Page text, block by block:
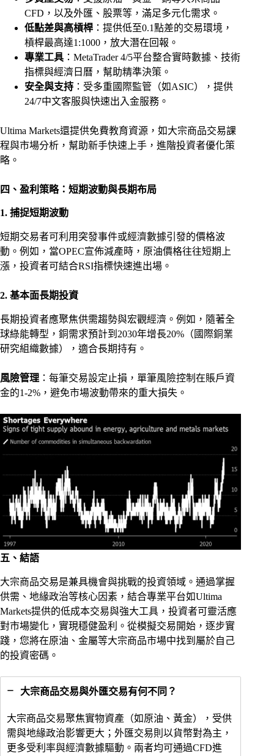
CFD，以及外匯、股票等，滿足多元化需求。
低點差與高槓桿 ：提供低至0.1點差的交易環境，
槓桿最高達1:1000，放大潛在回報。
專業工具 ：MetaTrader 4/5平台整合實時數據、技術
指標與經濟日曆，幫助精準決策。
安全與支持 ：受多重國際監管（如ASIC），提供
24/7中文客服與快速出入金服務。
Ultima Markets還提供免費教育資源，如大宗商品交易課
程與市場分析，幫助新手快速上手，進階投資者優化策
略。
四、盈利策略：短期波動與長期布局
1. 捕捉短期波動
短期交易者可利用突發事件或經濟數據引發的價格波
動。例如，當OPEC宣佈減產時，原油價格往往短期上
漲，投資者可結合RSI指標快速進出場。
2. 基本面長期投資
長期投資者應聚焦供需趨勢與宏觀經濟。例如，隨著全
球綠能轉型，銅需求預計到2030年增長20%（國際銅業
研究組織數據），適合長期持有。
風險管理 ：每筆交易設定止損，單筆風險控制在賬戶資
金的1-2%，避免市場波動帶來的重大損失。
五、結語
大宗商品交易是兼具機會與挑戰的投資領域。通過掌握
供需、地緣政治等核心因素，結合專業平台如Ultima
Markets提供的低成本交易與強大工具，投資者可靈活應
對市場變化，實現穩健盈利。從模擬交易開始，逐步實
踐，您將在原油、金屬等大宗商品市場中找到屬於自己
的投資密碼。
大宗商品交易與外匯交易有何不同？
大宗商品交易聚焦實物資產（如原油、黃金），受供
需與地緣政治影響更大；外匯交易則以貨幣對為主，
更多受利率與經濟數據驅動。兩者均可通過CFD進